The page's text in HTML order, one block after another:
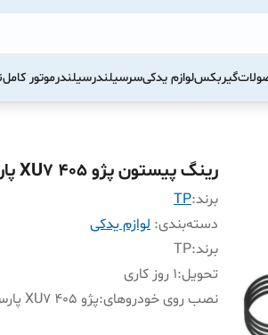
گیربکسلوازم یدکیسرسیلندرسیلندرموتور کامل
رینگ پیستون پژو 405 XU7 پارس سمند برند TP
برند:TP
دسته‌بندی: لوازم یدکی
برند:
TP
تحویل:1 روز کاری
نصب روی خودروهای:پژو 405 XU7 پارس سمند LX